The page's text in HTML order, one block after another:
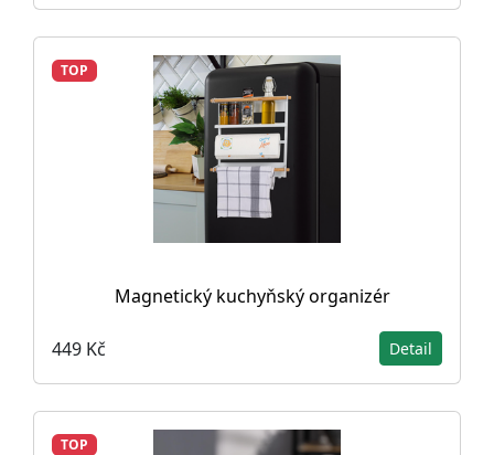
TOP
Magnetický kuchyňský organizér
449 Kč Detail
TOP